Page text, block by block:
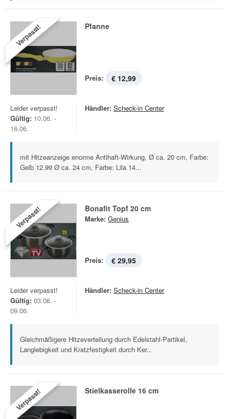
Verpasst! Pfanne
Preis: € 12,99
Leider verpasst!
Gültig: 10.06. -
16.06.
Händler: Scheck-in Center
mit Hitzeanzeige enorme Antihaft-Wirkung, Ø ca. 20 cm, Farbe:
Gelb 12.99 Ø ca. 24 cm, Farbe: Lila 14...
Verpasst! Bonafit Topf 20 cm
Marke: Genius
Preis: € 29,95
Leider verpasst!
Gültig: 03.06. -
09.06.
Händler: Scheck-in Center
Gleichmäßigere Hitzeverteilung durch Edelstahl-Partikel,
Langlebigkeit und Kratzfestigkeit durch Ker...
Verpasst! Stielkasserolle 16 cm